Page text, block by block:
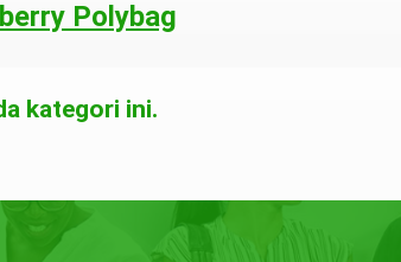
Polybag
kategori ini.